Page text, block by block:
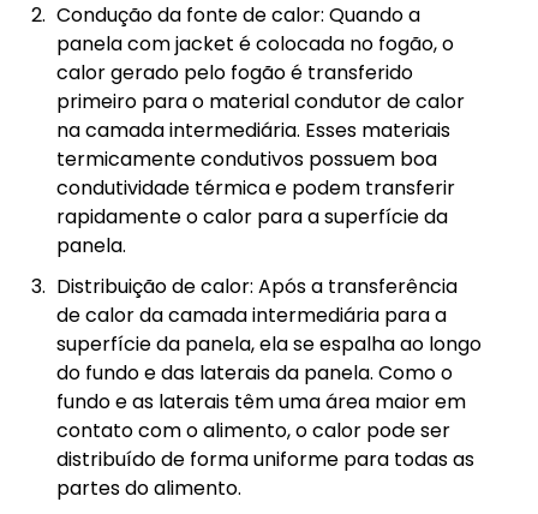
Condução da fonte de calor: Quando a
panela com jacket é colocada no fogão, o
calor gerado pelo fogão é transferido
primeiro para o material condutor de calor
na camada intermediária. Esses materiais
termicamente condutivos possuem boa
condutividade térmica e podem transferir
rapidamente o calor para a superfície da
panela.
Distribuição de calor: Após a transferência
de calor da camada intermediária para a
superfície da panela, ela se espalha ao longo
do fundo e das laterais da panela. Como o
fundo e as laterais têm uma área maior em
contato com o alimento, o calor pode ser
distribuído de forma uniforme para todas as
partes do alimento.